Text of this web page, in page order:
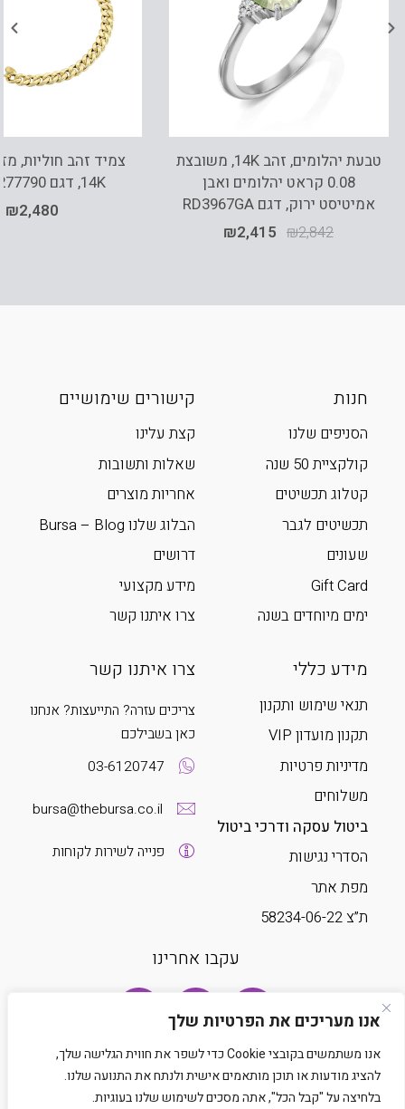
אנו מעריכים את הפרטיות שלך
אנו משתמשים בקובצי Cookie כדי לשפר את חווית הגלישה שלך,
להציג מודעות או תוכן מותאמים אישית ולנתח את התנועה שלנו.
בלחיצה על "קבל הכל", אתה מסכים לשימוש שלנו בעוגיות.
טבעת יהלומים, זהב 14K, משובצת
0.08 קראט יהלומים ואבן
אמיטיסט ירוק, דגם RD3967GA
₪2,842
₪2,415
צמיד זהב חוליות,
14K, דגם B277-277790
₪2,480
חנות
הסניפים שלנו
קולקציית 50 שנה
קטלוג תכשיטים
תכשיטים לגבר
שעונים
Gift Card
ימים מיוחדים בשנה
קישורים שימושיים
קצת עלינו
שאלות ותשובות
אחריות מוצרים
הבלוג שלנו Bursa – Blog
דרושים
מידע מקצועי
צרו איתנו קשר
מידע כללי
תנאי שימוש ותקנון
תקנון מועדון VIP
מדיניות פרטיות
משלוחים
ביטול עסקה ודרכי ביטול
הסדרי נגישות
מפת אתר
ת”צ 58234-06-22
צרו איתנו קשר
צריכים עזרה? התייעצות? אנחנו
כאן בשבילכם
03-6120747
bursa@thebursa.co.il
פנייה לשירות לקוחות
עקבו אחרינו